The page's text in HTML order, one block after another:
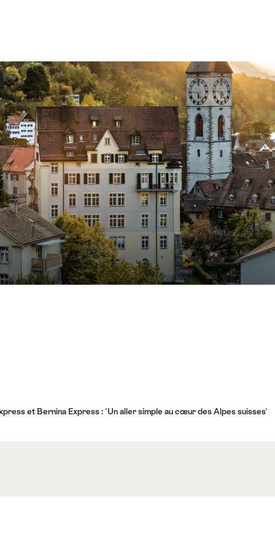
et Bernina Express : 'Un aller simple au cœur des Alpes suisses'